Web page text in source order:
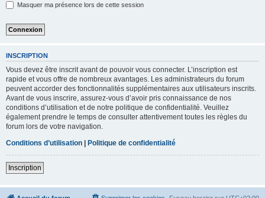
Masquer ma présence lors de cette session
INSCRIPTION
Vous devez être inscrit avant de pouvoir vous connecter. L’inscription est
rapide et vous offre de nombreux avantages. Les administrateurs du forum
peuvent accorder des fonctionnalités supplémentaires aux utilisateurs inscrits.
Avant de vous inscrire, assurez-vous d’avoir pris connaissance de nos
conditions d’utilisation et de notre politique de confidentialité. Veuillez
également prendre le temps de consulter attentivement toutes les règles du
forum lors de votre navigation.
Conditions d’utilisation | Politique de confidentialité
Inscription